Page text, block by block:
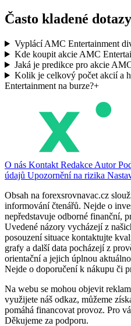
Často kladené
Vyplácí AMC Entertainment
Kde koupit akcie AMC
Jaká je predikce pro akcie
Kolik je celkový počet akcií a
Entertainment na burze?+
O nás Kontakt Redakce Autor
údajů Upozornění na rizika
Obsah na forexsrovnavac.cz
informování čtenářů. Nejde o
nepředstavuje odborné finanční,
Uvedené názory vycházejí z
posouzení situace kontaktujte
grafy a další data pocházejí z
orientační a jejich úplnou
Nejde o doporučení k nákupu či
Na webu se mohou objevit
využijete náš odkaz, můžeme
pomáhá financovat provoz. Pro
Děkujeme za podporu.